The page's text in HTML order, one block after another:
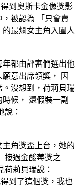
到奧斯卡金像獎影
被認為 「只會賣
最爛女主角入圍人
都由評審們選出他
意出席領獎， 因
。沒想到，荷莉貝瑞
候， 還假裝一副
說：
角獎盃上台，她的
接過金酸莓獎之
荷莉貝瑞說：
到了這個獎，我也